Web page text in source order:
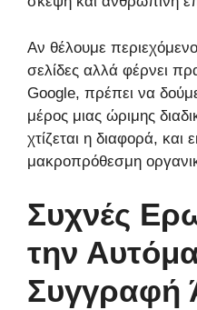
Αν θέλουμε
σελίδες αλλά φέρνει
Google, πρέπει να
μέρος μιας ώριμης
χτίζεται η διαφορά, και
μακροπρόθεσμη
Συχνές
την
Συγγραφή